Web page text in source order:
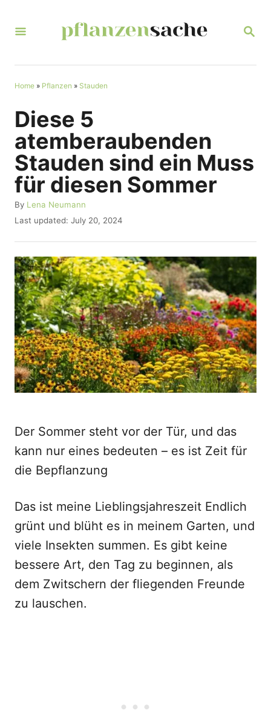
S
R
Home » Pflanzen » Stauden
Diese 5
atemberaubenden
Stauden sind ein Muss
für diesen Sommer
By A
u
h
o
r
Lena Neumann
P
s
t
e
d
o
n
Last updated: July 20, 2024
Der Sommer steht vor der Tür, und das
kann nur eines bedeuten – es ist Zeit für
die Bepflanzung
Das ist meine Lieblingsjahreszeit Endlich
grünt und blüht es in meinem Garten, und
viele Insekten summen. Es gibt keine
bessere Art, den Tag zu beginnen, als
dem Zwitschern der fliegenden Freunde
zu lauschen.